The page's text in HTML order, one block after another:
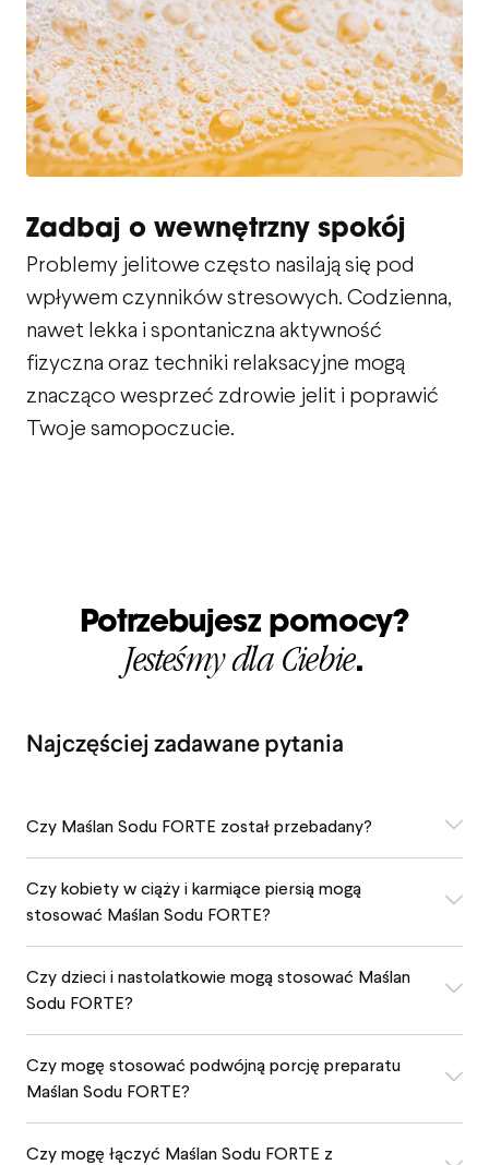
Zadbaj o wewnętrzny spokój
Problemy jelitowe często nasilają się pod
wpływem czynników stresowych. Codzienna,
nawet lekka i spontaniczna aktywność
fizyczna oraz techniki relaksacyjne mogą
znacząco wesprzeć zdrowie jelit i poprawić
Twoje samopoczucie.
Potrzebujesz pomocy?
Jesteśmy dla Ciebie.
Najczęściej zadawane pytania
Czy Maślan Sodu FORTE został przebadany?
Czy kobiety w ciąży i karmiące piersią mogą
stosować Maślan Sodu FORTE?
Czy dzieci i nastolatkowie mogą stosować Maślan
Sodu FORTE?
Czy mogę stosować podwójną porcję preparatu
Maślan Sodu FORTE?
Czy mogę łączyć Maślan Sodu FORTE z